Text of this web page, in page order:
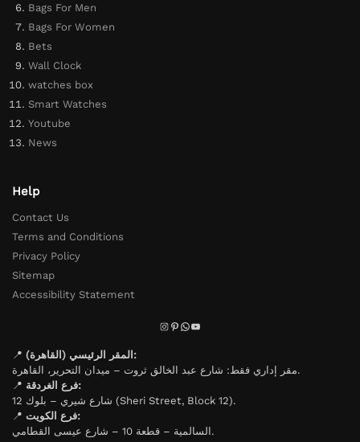
Bags For Men
Bags For Women
Bets
Wall Clock
watches box
Smart Watches
Youtube
News
Help
Contact Us
Terms and Conditions
Privacy Policy
Sitemap
Accessibility Statement
📍
المقر الرئيسي (القاهرة):
مقر إداري فقط: شارع عبد الخالق ثروت – ميدان التحرير، القاهرة.
📍
فرع الغردقة:
شارع شيري – بلوك 12 (Sheri Street, Block 12).
📍
فرع الكويت:
السالمية – قطعة 10 – شارع عيسى القطامي.